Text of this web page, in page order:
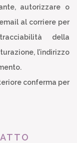
autorizzare o
al corriere per
della
l’indirizzo
conferma per